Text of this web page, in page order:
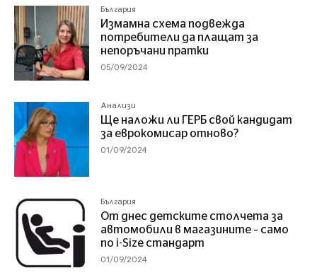
България
Измамна схема подвежда
потребители да плащат за
непоръчани пратки
05/09/2024
Анализи
Ще наложи ли ГЕРБ свой кандидат
за еврокомисар отново?
01/09/2024
България
От днес детските столчета за
автомобили в магазините – само
по i-Size стандарт
01/09/2024